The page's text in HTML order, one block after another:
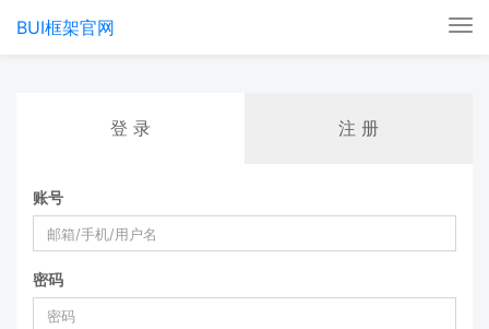
BUI框架官网
登 录 注 册
账号
密码